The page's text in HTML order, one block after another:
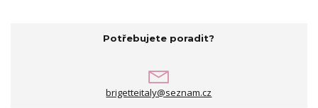
Potřebujete poradit?
brigetteitaly@seznam.cz